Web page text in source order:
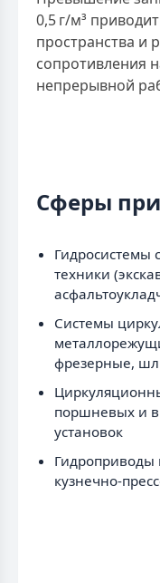
0,5 г/м³
пространства и
сопротивления
непрерывной
Сферы
Гидросистемы
техники
Системы
фрезерные,
поршневых и
установок
Гидроприводы
кузнечно-